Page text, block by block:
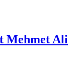
Mehmet Ali